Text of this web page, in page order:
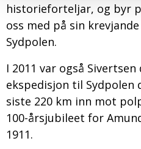
historieforteljar, og byr
oss med på sin
Sydpolen.
I 2011 var også
ekspedisjon til Sydpolen
siste 220 km inn mot
100-årsjubileet for
1911.